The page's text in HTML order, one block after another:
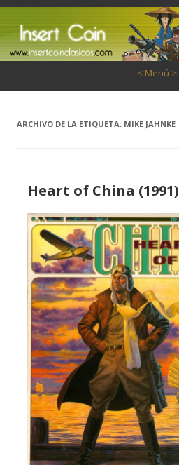
< Menú >
ARCHIVO DE LA ETIQUETA: MIKE JAHNKE
Heart of China (1991)